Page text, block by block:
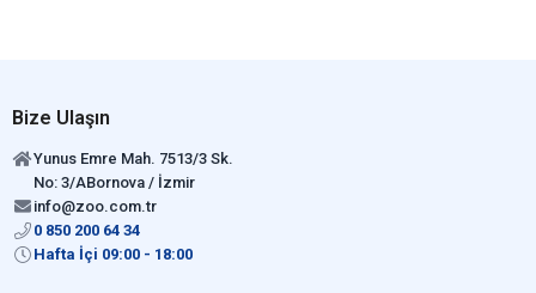
Bize Ulaşın
Yunus Emre Mah. 7513/3 Sk.
No: 3/ABornova / İzmir
info@zoo.com.tr
0 850 200 64 34
Hafta İçi 09:00 - 18:00